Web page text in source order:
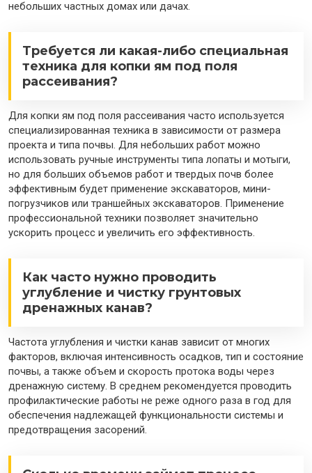
небольших частных домах или дачах.
Требуется ли какая-либо специальная
техника для копки ям под поля
рассеивания?
Для копки ям под поля рассеивания часто используется
специализированная техника в зависимости от размера
проекта и типа почвы. Для небольших работ можно
использовать ручные инструменты типа лопаты и мотыги,
но для больших объемов работ и твердых почв более
эффективным будет применение экскаваторов, мини-
погрузчиков или траншейных экскаваторов. Применение
профессиональной техники позволяет значительно
ускорить процесс и увеличить его эффективность.
Как часто нужно проводить
углубление и чистку грунтовых
дренажных канав?
Частота углубления и чистки канав зависит от многих
факторов, включая интенсивность осадков, тип и состояние
почвы, а также объем и скорость протока воды через
дренажную систему. В среднем рекомендуется проводить
профилактические работы не реже одного раза в год для
обеспечения надлежащей функциональности системы и
предотвращения засорений.